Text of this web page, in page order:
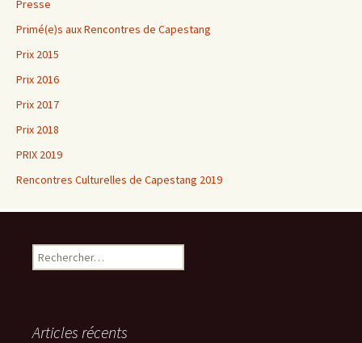
Presse
Primé(e)s aux Rencontres de Capestang
Prix 2015
Prix 2016
Prix 2017
Prix 2018
PRIX 2019
Rencontres Culturelles de Capestang 2019
Rechercher :
Articles récents